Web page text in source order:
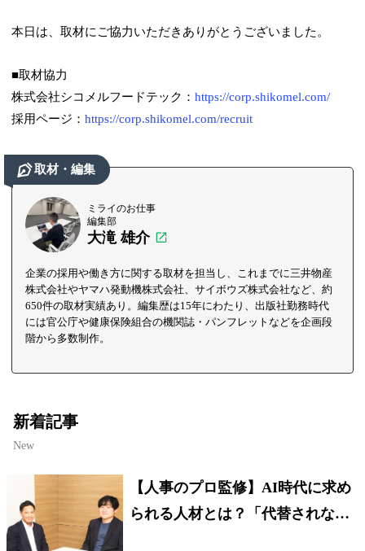
本日は、取材にご協力いただきありがとうございました。
■取材協力
株式会社シコメルフードテック：https://corp.shikomel.com/
採用ページ：https://corp.shikomel.com/recruit
取材・編集
ミライのお仕事
編集部
大滝 雄介
企業の採用や働き方に関する取材を担当し、これまでに三井物産
株式会社やヤマハ発動機株式会社、サイボウズ株式会社など、約
650件の取材実績あり。編集歴は15年にわたり、出版社勤務時代
には官公庁や健康保険組合の機関誌・パンフレットなどを企画段
階から多数制作。
新着記事
New
【人事のプロ監修】AI時代に求め
られる人材とは？「代替されない